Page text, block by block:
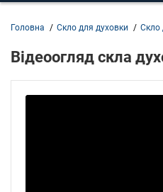
Головна Скло для духовки Скло
Відеоогляд скла